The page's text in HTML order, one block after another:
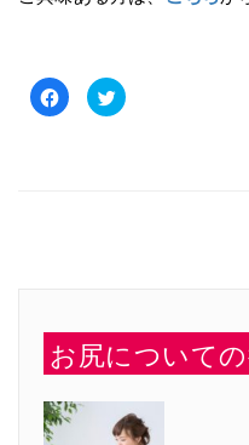
Facebook
で
(新
し
ウ
ィ
ン
ク
リ
で
開
ま
す)
お尻について